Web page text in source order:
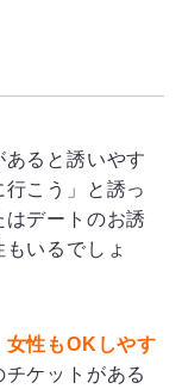
ると誘いやす
こう」と誘っ
デートのお誘
いるでしょ
女性もOKしやす
ケットがある